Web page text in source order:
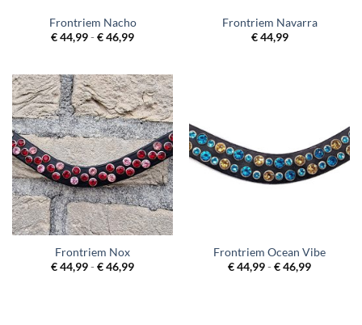
Frontriem Nacho
€ 44,99 € 46,99Prijsklasse:
€ 44,99
Frontriem Navarra
€44,99
Frontriem Nox
€ 44,99 € 46,99Prijsklasse:
Frontriem Ocean Vibe
€ 44,99 € 46,99